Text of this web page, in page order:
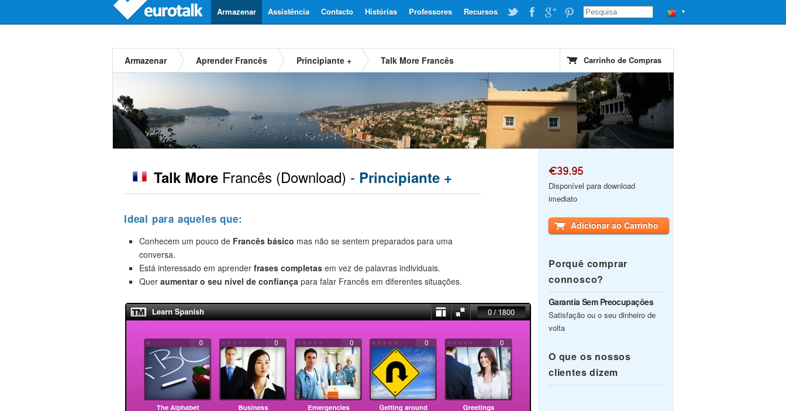
▼
Recursos
Professores
Histórias
Contacto
Assistência
Armazenar
Armazenar Aprender Francês Principiante + Talk More Francês Carrinho de Compras
Talk More Francês (Download) - Principiante +
Ideal para aqueles que:
Conhecem um pouco de Francês básico mas não se sentem preparados para uma
conversa.
Está interessado em aprender frases completas em vez de palavras individuais.
Quer aumentar o seu nível de confiança para falar Francês em diferentes situações.
€39.95
Disponível para download
imediato
Adicionar ao Carrinho
Porquê comprar
connosco?
Garantia Sem Preocupações
Satisfação ou o seu dinheiro de
volta
O que os nossos
clientes dizem